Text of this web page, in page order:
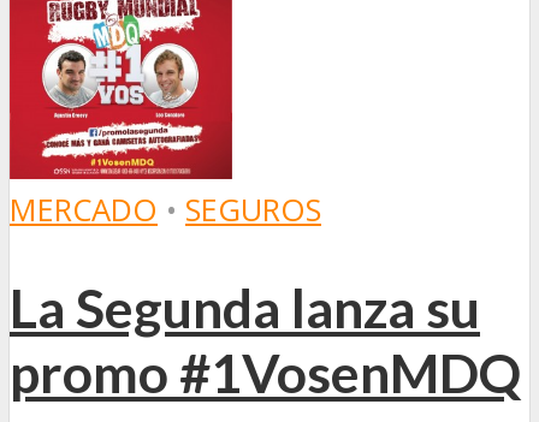
MERCADO • SEGUROS
La Segunda lanza su
promo #1VosenMDQ